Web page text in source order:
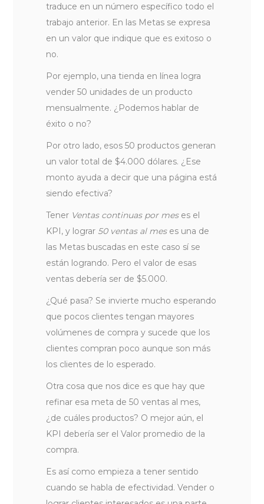
traduce en un número específico todo el
trabajo anterior. En las Metas se expresa
en un valor que indique que es exitoso o
no.
Por ejemplo, una tienda en línea logra
vender 50 unidades de un producto
mensualmente. ¿Podemos hablar de
éxito o no?
Por otro lado, esos 50 productos generan
un valor total de $4.000 dólares. ¿Ese
monto ayuda a decir que una página está
siendo efectiva?
Tener Ventas continuas por meses el
KPI, y lograr 50 ventas al mes es una de
las Metas buscadas en este caso sí se
están logrando. Pero el valor de esas
ventas debería ser de $5.000.
¿Qué pasa? Se invierte mucho esperando
que pocos clientes tengan mayores
volúmenes de compra y sucede que los
clientes compran poco aunque son más
los clientes de lo esperado.
Otra cosa que nos dice es que hay que
refinar esa meta de 50 ventas al mes,
¿de cuáles productos? O mejor aún, el
KPI debería ser el Valor promedio de la
compra.
Es así como empieza a tener sentido
cuando se habla de efectividad. Vender o